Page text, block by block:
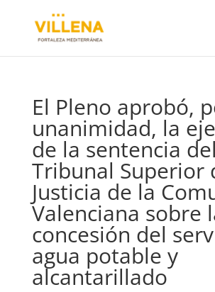
El Pleno aprobó,
unanimidad, la
de la sentencia del
Tribunal Superior
Justicia de la
Valenciana sobre
concesión del
agua potable y
alcantarillado